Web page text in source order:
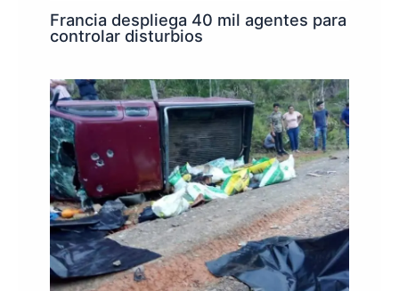
Francia despliega 40 mil agentes para
controlar disturbios